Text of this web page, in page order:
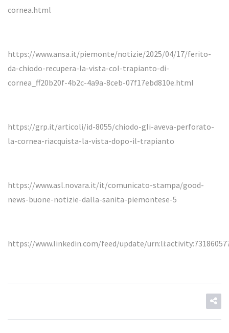
cornea.html
https://www.ansa.it/piemonte/notizie/2025/04/17/ferito-
da-chiodo-recupera-la-vista-col-trapianto-di-
cornea_ff20b20f-4b2c-4a9a-8ceb-07f17ebd810e.html
https://grp.it/articoli/id-8055/chiodo-gli-aveva-perforato-
la-cornea-riacquista-la-vista-dopo-il-trapianto
https://www.asl.novara.it/it/comunicato-stampa/good-
news-buone-notizie-dalla-sanita-piemontese-5
https://www.linkedin.com/feed/update/